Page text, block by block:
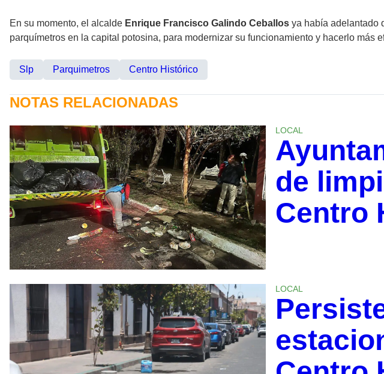
En su momento, el alcalde Enrique Francisco Galindo Ceballos ya había adelantado
parquímetros en la capital potosina, para modernizar su funcionamiento y hacerlo más
Slp Parquimetros Centro Histórico
NOTAS RELACIONADAS
LOCAL
de
Centro
LOCAL